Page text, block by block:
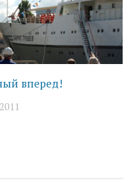
вперед!